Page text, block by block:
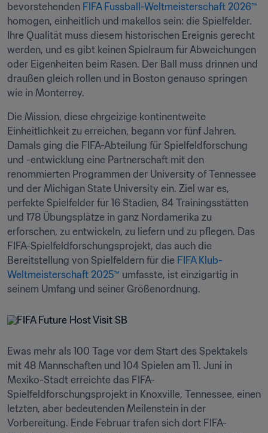
bevorstehenden FIFA Fussball-Weltmeisterschaft 2026™
homogen, einheitlich und makellos sein: die Spielfelder.
Ihre Qualität muss diesem historischen Ereignis gerecht
werden, und es gibt keinen Spielraum für Abweichungen
oder Eigenheiten beim Rasen. Der Ball muss drinnen und
draußen gleich rollen und in Boston genauso springen
wie in Monterrey.
Die Mission, diese ehrgeizige kontinentweite
Einheitlichkeit zu erreichen, begann vor fünf Jahren.
Damals ging die FIFA-Abteilung für Spielfeldforschung
und -entwicklung eine Partnerschaft mit den
renommierten Programmen der University of Tennessee
und der Michigan State University ein. Ziel war es,
perfekte Spielfelder für 16 Stadien, 84 Trainingsstätten
und 178 Übungsplätze in ganz Nordamerika zu
erforschen, zu entwickeln, zu liefern und zu pflegen. Das
FIFA-Spielfeldforschungsprojekt, das auch die
Bereitstellung von Spielfeldern für die FIFA Klub-
Weltmeisterschaft 2025™ umfasste, ist einzigartig in
seinem Umfang und seiner Größenordnung.
Ewas mehr als 100 Tage vor dem Start des Spektakels
mit 48 Mannschaften und 104 Spielen am 11. Juni in
Mexiko-Stadt erreichte das FIFA-
Spielfeldforschungsprojekt in Knoxville, Tennessee, einen
letzten, aber bedeutenden Meilenstein in der
Vorbereitung. Ende Februar trafen sich dort FIFA-